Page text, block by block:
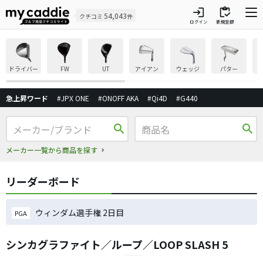
クチコミ 54,043件 login
ログイン
inventory
新規登録
ドライバー FW UT アイアン ウェッジ パター
急上昇ワード #JPX ONE #ONOFF AKA #Qi4D #G440
search
メーカー一覧から商品を探す
search
リーダーボード
PGA ウィンダム選手権 2日目
シンカグラファイト／ループ／LOOP SLASH 5